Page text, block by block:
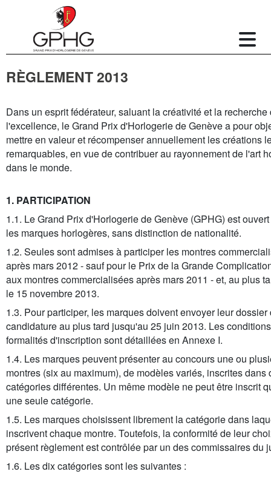
RÈGLEMENT 2013
Dans un esprit fédérateur, saluant la créativité et la recherche
l'excellence, le Grand Prix d'Horlogerie de Genève a pour
mettre en valeur et récompenser annuellement les créations
remarquables, en vue de contribuer au rayonnement de l'art
dans le monde.
1. PARTICIPATION
1.1. Le Grand Prix d'Horlogerie de Genève (GPHG) est
les marques horlogères, sans distinction de nationalité.
1.2. Seules sont admises à participer les montres
après mars 2012 - sauf pour le Prix de la Grande
aux montres commercialisées après mars 2011 - et, au plus
le 15 novembre 2013.
1.3. Pour participer, les marques doivent envoyer leur dossier
candidature au plus tard jusqu'au 25 juin 2013. Les
formalités d'inscription sont détaillées en Annexe I.
1.4. Les marques peuvent présenter au concours une ou
montres (six au maximum), de modèles variés, inscrites dans
catégories différentes. Un même modèle ne peut être inscrit
une seule catégorie.
1.5. Les marques choisissent librement la catégorie dans
inscrivent chaque montre. Toutefois, la conformité de leur
présent règlement est contrôlée par un des commissaires du
1.6. Les dix catégories sont les suivantes :